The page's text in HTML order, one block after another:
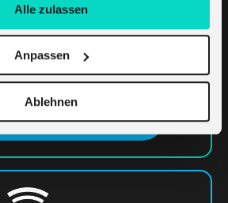
Alle zulassen
Anpassen
Ablehnen
DE / BKG (2023)
die LoRaWAN Abdeckung der
zum Zeitpunkt der Publikation dar
(August 2023).
Sie Uns